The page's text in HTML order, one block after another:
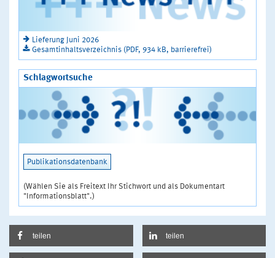
Lieferung Juni 2026
Gesamtinhaltsverzeichnis (PDF, 934 kB, barrierefrei)
Schlagwortsuche
Publikationsdatenbank
(Wählen Sie als Freitext Ihr Stichwort und als Dokumentart
"Informationsblatt".)
teilen teilen